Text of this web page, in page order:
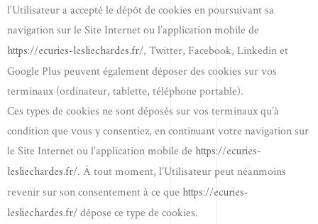
l’Utilisateur a accepté le dépôt de cookies en poursuivant sa
navigation sur le Site Internet ou l’application mobile de
https://ecuries-lesliechardes.fr/, Twitter, Facebook, Linkedin et
Google Plus peuvent également déposer des cookies sur vos
terminaux (ordinateur, tablette, téléphone portable).
Ces types de cookies ne sont déposés sur vos terminaux qu’à
condition que vous y consentiez, en continuant votre navigation sur
le Site Internet ou l’application mobile de https://ecuries-
lesliechardes.fr/. À tout moment, l’Utilisateur peut néanmoins
revenir sur son consentement à ce que https://ecuries-
lesliechardes.fr/dépose ce type de cookies.